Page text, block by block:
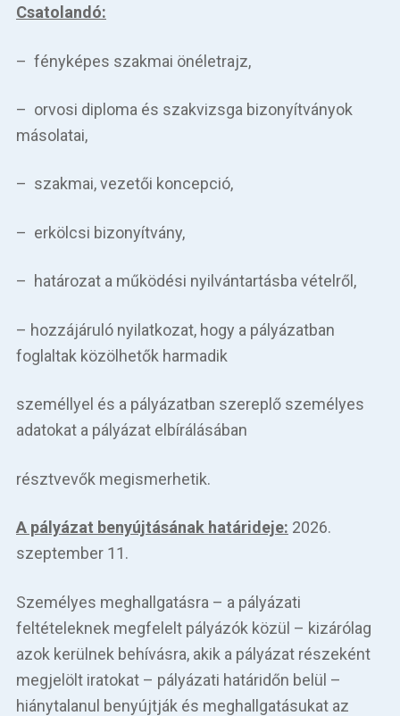
Csatolandó:
– fényképes szakmai önéletrajz,
– orvosi diploma és szakvizsga bizonyítványok
másolatai,
– szakmai, vezetői koncepció,
– erkölcsi bizonyítvány,
– határozat a működési nyilvántartásba vételről,
– hozzájáruló nyilatkozat, hogy a pályázatban
foglaltak közölhetők harmadik
személlyel és a pályázatban szereplő személyes
adatokat a pályázat elbírálásában
résztvevők megismerhetik.
A pályázat benyújtásának határideje: 2026.
szeptember 11.
Személyes meghallgatásra – a pályázati
feltételeknek megfelelt pályázók közül – kizárólag
azok kerülnek behívásra, akik a pályázat részeként
megjelölt iratokat – pályázati határidőn belül –
hiánytalanul benyújtják és meghallgatásukat az